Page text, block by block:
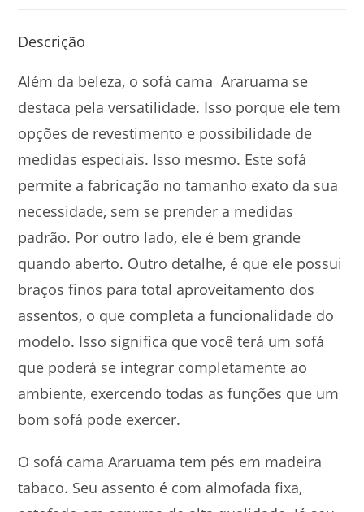
Descrição
Além da beleza, o sofá cama Araruama se
destaca pela versatilidade. Isso porque ele tem
opções de revestimento e possibilidade de
medidas especiais. Isso mesmo. Este sofá
permite a fabricação no tamanho exato da sua
necessidade, sem se prender a medidas
padrão. Por outro lado, ele é bem grande
quando aberto. Outro detalhe, é que ele possui
braços finos para total aproveitamento dos
assentos, o que completa a funcionalidade do
modelo. Isso significa que você terá um sofá
que poderá se integrar completamente ao
ambiente, exercendo todas as funções que um
bom sofá pode exercer.
O sofá cama Araruama tem pés em madeira
tabaco. Seu assento é com almofada fixa,